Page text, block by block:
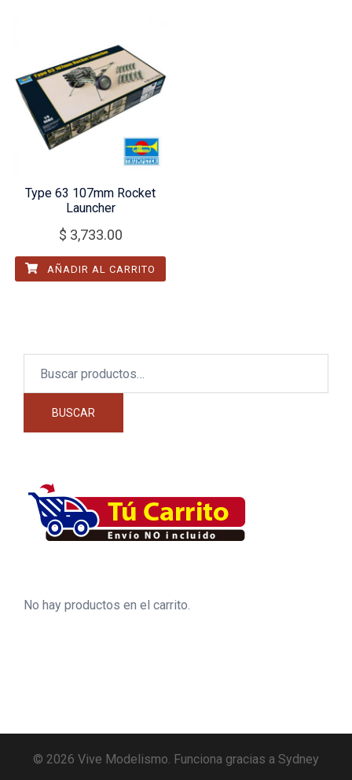
Type 63 107mm Rocket
Launcher
$ 3,733.00
AÑADIR AL CARRITO
BUSCAR
No hay productos en el carrito.
© 2026 Vive Modelismo. Funciona gracias a Sydney